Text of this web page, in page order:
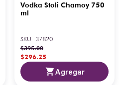
Vodka Stoli Chamoy 750
ml
SKU: 37820
$395.00
$296.25
Agregar